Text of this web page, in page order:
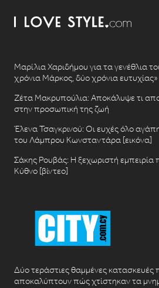
Μαρίλια Χαριδήμου για τα γενέθλια
χρόνια Μάρκος, δύο χρόνια ευτυχίας»
Ζέτα Μακρυπούλια: Αποκάλυψε τι
στην προσωπική της ζωή
Έλενα Τσαγκρινού: Οι ευχές όλο
του Λάμπρου Κωνσταντάρα [εικόνα]
Σάκης Ρουβάς: Η ξεχωριστή εμπειρία
Κύθνο [βίντεο]
Δύο τεράστιες θαμμένες κατασκευές
αποκαλύπτουν πώς χτίστηκαν τα